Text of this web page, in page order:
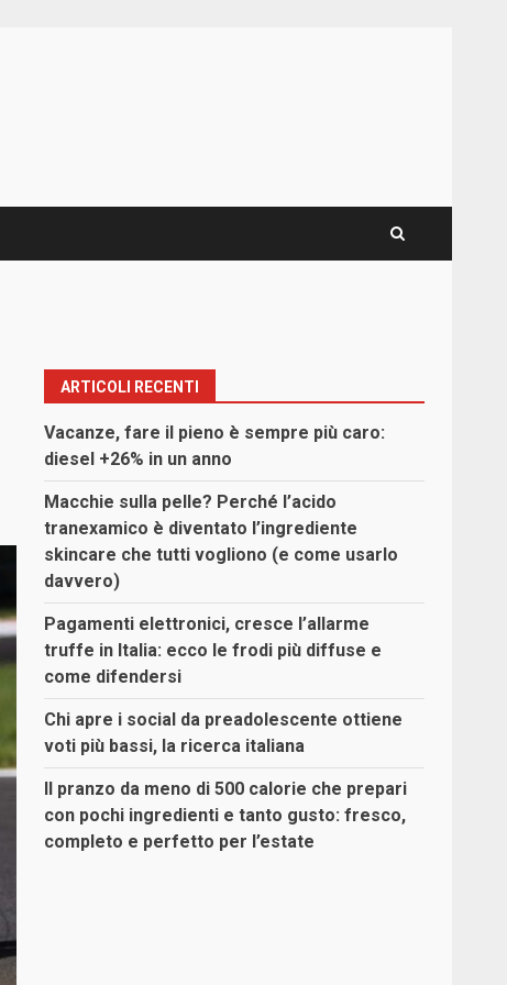
ARTICOLI RECENTI
Vacanze, fare il pieno è sempre più caro:
diesel +26% in un anno
Macchie sulla pelle? Perché l’acido
tranexamico è diventato l’ingrediente
skincare che tutti vogliono (e come usarlo
davvero)
Pagamenti elettronici, cresce l’allarme
truffe in Italia: ecco le frodi più diffuse e
come difendersi
Chi apre i social da preadolescente ottiene
voti più bassi, la ricerca italiana
Il pranzo da meno di 500 calorie che prepari
con pochi ingredienti e tanto gusto: fresco,
completo e perfetto per l’estate